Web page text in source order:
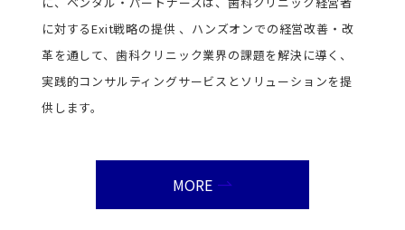
に対するExit戦略の提供 、ハンズオンでの経営改善・改
革を通して、歯科クリニック業界の課題を解決に導く、
実践的コンサルティングサービスとソリューションを提
供します。
MORE